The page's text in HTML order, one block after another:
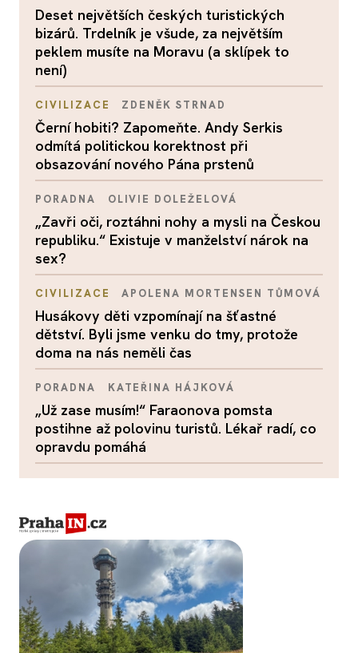
Deset největších českých turistických
bizárů. Trdelník je všude, za největším
peklem musíte na Moravu (a sklípek to
není)
CIVILIZACE ZDENĚK STRNAD
Černí hobiti? Zapomeňte. Andy Serkis
odmítá politickou korektnost při
obsazování nového Pána prstenů
PORADNA OLIVIE DOLEŽELOVÁ
„Zavři oči, roztáhni nohy a mysli na Českou
republiku.“ Existuje v manželství nárok na
sex?
CIVILIZACE APOLENA MORTENSEN TŮMOVÁ
Husákovy děti vzpomínají na šťastné
dětství. Byli jsme venku do tmy, protože
doma na nás neměli čas
PORADNA KATEŘINA HÁJKOVÁ
„Už zase musím!“ Faraonova pomsta
postihne až polovinu turistů. Lékař radí, co
opravdu pomáhá